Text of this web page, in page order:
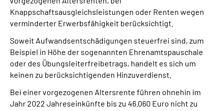
Knappschaftsausgleichsleistungen oder Renten wegen
verminderter Erwerbsfähigkeit berücksichtigt.
Soweit Aufwandsentschädigungen steuerfrei sind, zum
Beispiel in Höhe der sogenannten Ehrenamtspauschale
oder des Übungsleiterfreibetrags, handelt es sich um
keinen zu berücksichtigenden Hinzuverdienst.
Bei einer vorgezogenen Altersrente führen ohnehin im
Jahr 2022 Jahreseinkünfte bis zu 46.060 Euro nicht zu